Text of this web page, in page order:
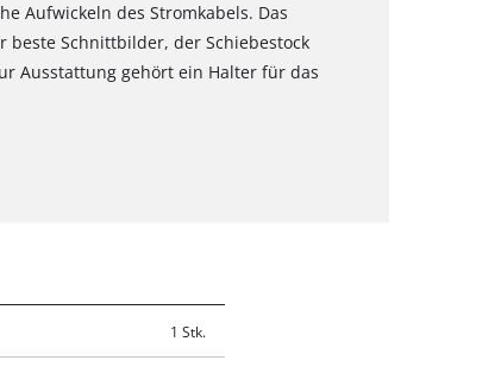
Aufwickeln des Stromkabels. Das
beste Schnittbilder, der Schiebestock
Ausstattung gehört ein Halter für das
1 Stk.